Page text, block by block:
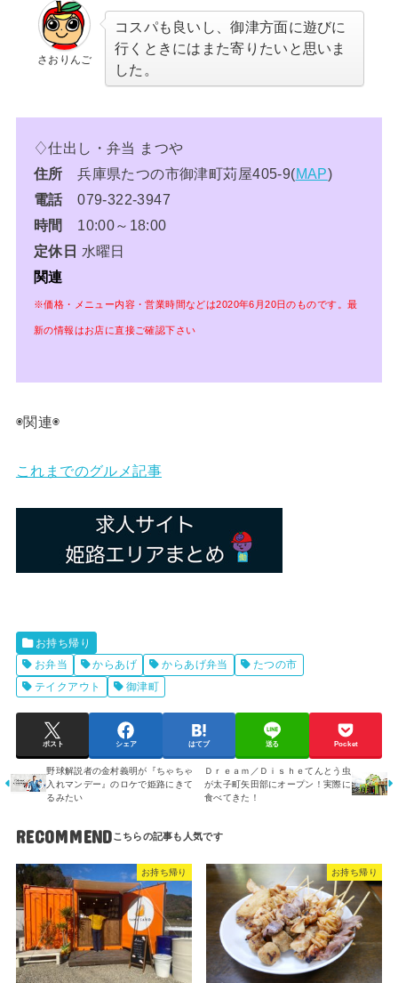
さおりんご
コスパも良いし、御津方面に遊びに
行くときにはまた寄りたいと思いま
した。
♢仕出し・弁当 まつや
住所 兵庫県たつの市御津町苅屋405-9(MAP)
電話079-322-3947
時間
10:00～18:00
定休日 水曜日
関連
※価格・メニュー内容・営業時間などは2020年6 月20日のものです。最
新の情報はお店に直接ご確認下さい
◉関連◉
これまでのグルメ記事
お持ち帰り
お弁当
からあげ からあげ弁当
たつの市
テイクアウト
御津町
ポスト シェア はてブ 送る Pocket
野球解説者の金村義明が『ちゃちゃ
入れマンデー』のロケで姫路にきて
るみたい
Ｄｒｅａｍ／Ｄｉｓｈｅてんとう虫
が太子町矢田部にオープン！実際に
食べてきた！
RECOMMEND
お持ち帰り お持ち帰り